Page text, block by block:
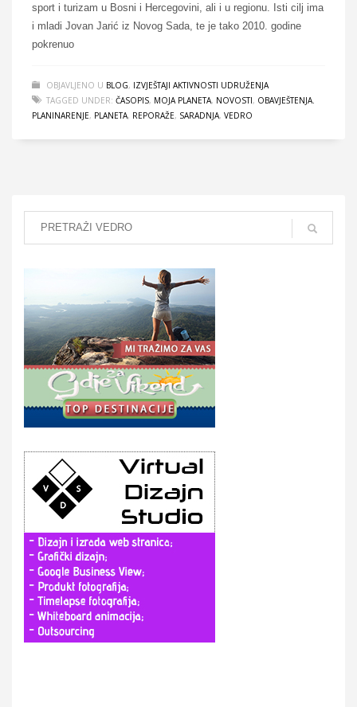
sport i turizam u Bosni i Hercegovini, ali i u regionu. Isti cilj ima
i mladi Jovan Jarić iz Novog Sada, te je tako 2010. godine
pokrenuo
OBJAVLJENO U BLOG, IZVJEŠTAJI AKTIVNOSTI UDRUŽENJA
TAGGED UNDER: ČASOPIS, MOJA PLANETA, NOVOSTI, OBAVJEŠTENJA.
PLANINARENJE, PLANETA, REPORAŽE, SARADNJA, VEDRO